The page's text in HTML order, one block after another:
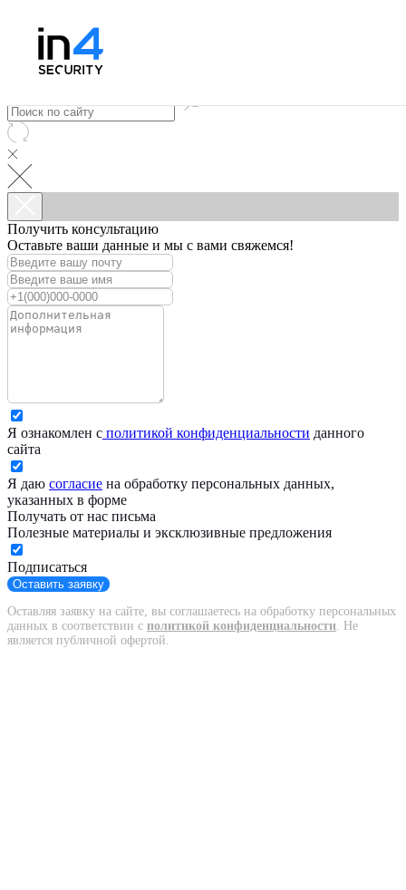
Получить консультацию
Оставьте ваши данные и мы с вами свяжемся!
Я ознакомлен с политикой конфиденциальности данного
сайта
Я даю согласие на обработку персональных данных,
указанных в форме
Получать от нас письма
Полезные материалы и эксклюзивные предложения
Подписаться
Оставить заявку
Оставляя заявку на сайте, вы соглашаетесь на обработку персональных
данных в соответствии с политикой конфиденциальности. Не
является публичной офертой.